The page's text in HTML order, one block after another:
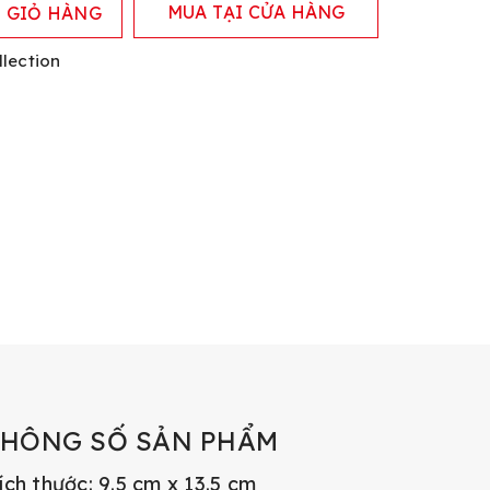
GIỎ HÀNG MUA TẠI CỬA HÀNG
SỐ SẢN PHẨM
thước: 9.5 cm x 13.5 cm